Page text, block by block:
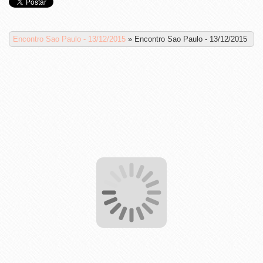
Encontro Sao Paulo - 13/12/2015 » Encontro Sao Paulo - 13/12/2015